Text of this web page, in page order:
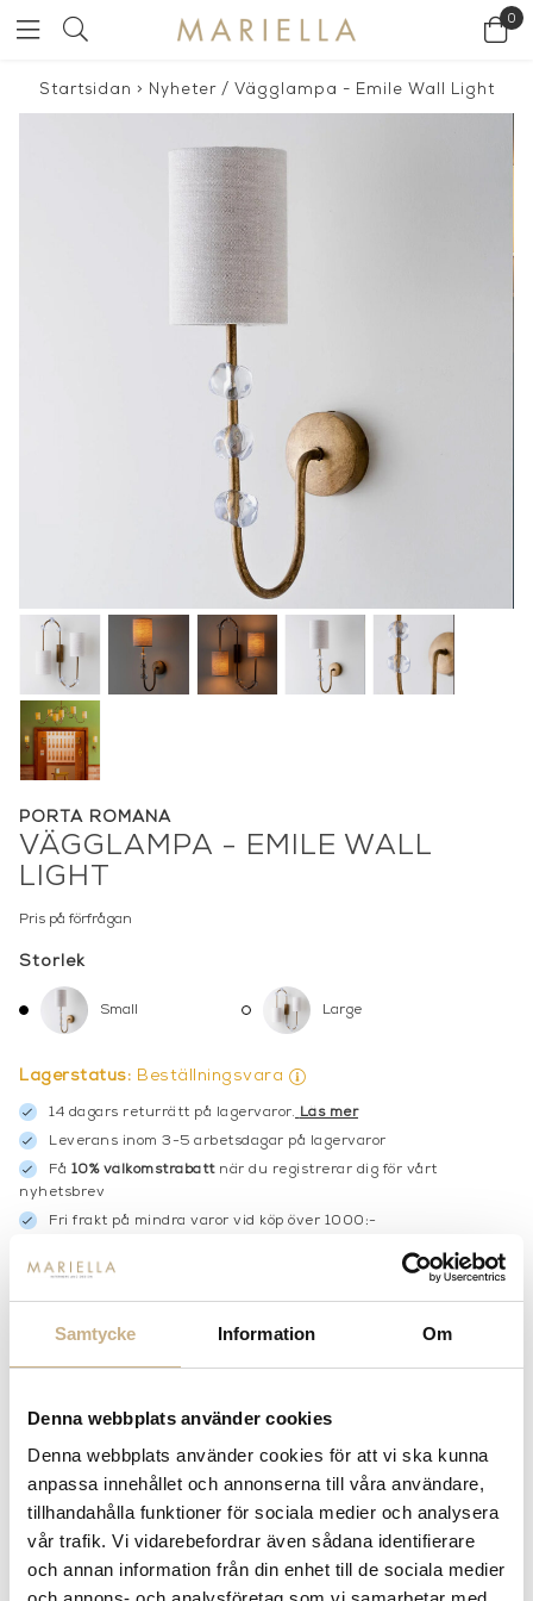
Samtycke Information Om
Denna webbplats använder cookies
Denna webbplats använder cookies för att vi ska kunna
anpassa innehållet och annonserna till våra användare,
tillhandahålla funktioner för sociala medier och analysera
vår trafik. Vi vidarebefordrar även sådana identifierare
och annan information från din enhet till de sociala medier
0
Startsidan > Nyheter/ Vägglampa - Emile Wall Light
PORTA ROMANA
VÄGGLAMPA - EMILE WALL
LIGHT
Pris på förfrågan
Storlek
Small Large
Lagerstatus: Beställningsvara
14 dagars returrätt på lagervaror. Läs mer
Leverans inom 3-5 arbetsdagar på lagervaror
Få 10% välkomstrabattnär du registrerar dig för vårt
nyhetsbrev
Fri frakt på mindra varor vid köp över 1000:-
Hämta i butik
FRÅGA OSS OM PRODUKTEN
BESKRIVNING
SPECIFIKATIONER